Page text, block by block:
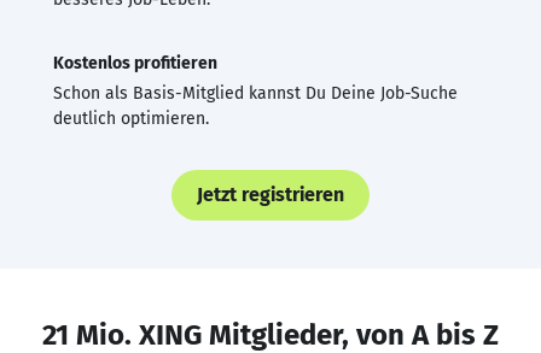
Kostenlos profitieren
Schon als Basis-Mitglied kannst Du Deine Job-Suche
deutlich optimieren.
Jetzt registrieren
21 Mio. XING Mitglieder, von A bis Z